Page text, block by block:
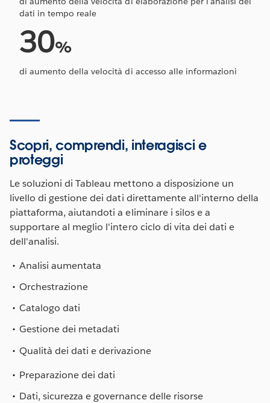
dati in tempo reale
30%
di aumento della velocità di accesso alle informazioni
Scopri, comprendi, interagisci e
proteggi
Le soluzioni di Tableau mettono a disposizione un
livello di gestione dei dati direttamente all'interno della
piattaforma, aiutandoti a eliminare i silos e a
supportare al meglio l'intero ciclo di vita dei dati e
dell'analisi.
Analisi aumentata
Orchestrazione
Catalogo dati
Gestione dei metadati
Qualità dei dati e derivazione
Preparazione dei dati
Dati, sicurezza e governance delle risorse